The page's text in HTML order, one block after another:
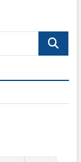
Cerca